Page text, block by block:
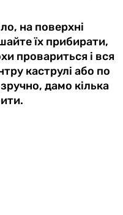
на поверхні
їх прибирати,
провариться і вся
каструлі або по
дамо кілька